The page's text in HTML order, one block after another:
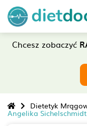
Chcesz zobaczyć
Dietetyk
Angelika Sichelschmidt